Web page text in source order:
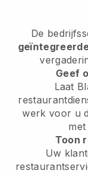
De
Geef
Laat
werk voor u
Toon
Uw